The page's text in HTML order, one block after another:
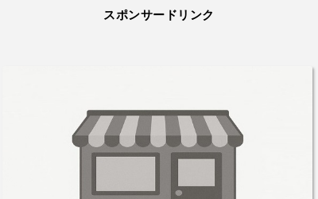
スポンサードリンク